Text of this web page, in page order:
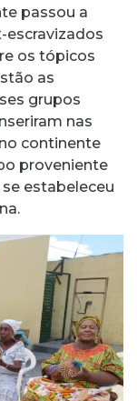
passou a
escravizados
os tópicos
as
grupos
nas
continente
proveniente
estabeleceu